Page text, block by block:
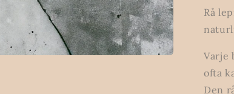
Rå
Varje
ofta
Den